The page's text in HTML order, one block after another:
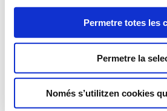
Permetre totes les
Permetre la
Només s’utilitzen cookies
BOLONYESA